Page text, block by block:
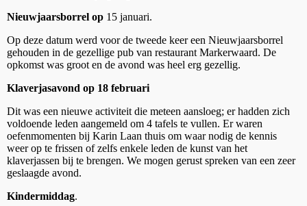
Nieuwjaarsborrel op 15 januari.
Op deze datum werd voor de tweede keer een Nieuwjaarsborrel
gehouden in de gezellige pub van restaurant Markerwaard. De
opkomst was groot en de avond was heel erg gezellig.
Klaverjasavond op 18 februari
Dit was een nieuwe activiteit die meteen aansloeg; er hadden zich
voldoende leden aangemeld om 4 tafels te vullen. Er waren
oefenmomenten bij Karin Laan thuis om waar nodig de kennis
weer op te frissen of zelfs enkele leden de kunst van het
klaverjassen bij te brengen. We mogen gerust spreken van een zeer
geslaagde avond.
Kindermiddag.